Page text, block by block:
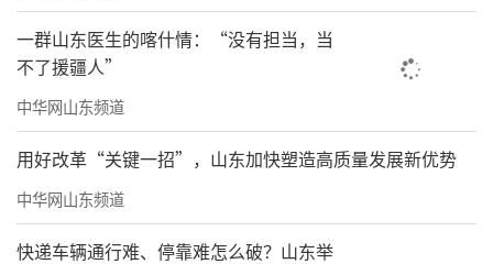
一群山东医生的喀什情：“没有担当，当
不了援疆人”
中华网山东频道
用好改革“关键一招”，山东加快塑造高质量发展新优势
中华网山东频道
快递车辆通行难、停靠难怎么破？山东举